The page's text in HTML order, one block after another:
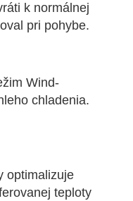
k normálnej
pri pohybe.
Wind-
chladenia.
optimalizuje
teploty